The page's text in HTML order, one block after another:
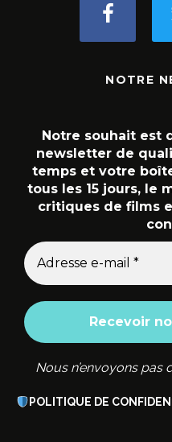
NOTRE
Notre souhait est
newsletter de
temps et votre
tous les 15 jours, le
critiques de films
Nous n’envoyons pas
POLITIQUE DE